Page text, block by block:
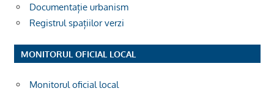
Documentație urbanism
Registrul spațiilor verzi
MONITORUL OFICIAL LOCAL
Monitorul oficial local